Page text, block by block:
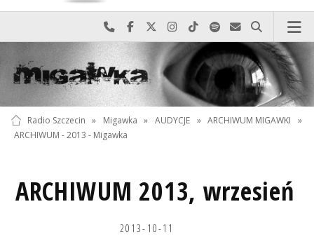
Najlepiej po prostu do nas zadzwoń
Odwiedź nas na Facebook-u
Odwiedź nas na X
Odwiedź nas na Instagram-ie
Odwiedź nas na TikTok-u
Szukaj nas na Spotify
Wyślij do nas
Szukaj
Radio Szczecin » Migawka » AUDYCJE » ARCHIWUM MIGAWKI
»
ARCHIWUM - 2013 - Migawka
ARCHIWUM 2013, wrzesień
2013-10-11